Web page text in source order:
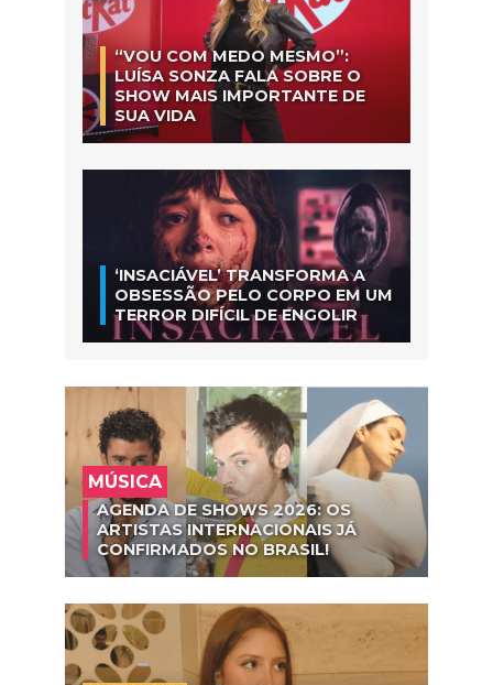
“VOU COM MEDO MESMO”:
LUÍSA SONZA FALA SOBRE O
SHOW MAIS IMPORTANTE DE
SUA VIDA
‘INSACIÁVEL’ TRANSFORMA A
OBSESSÃO PELO CORPO EM UM
TERROR DIFÍCIL DE ENGOLIR
MÚSICA
AGENDA DE SHOWS 2026: OS
ARTISTAS INTERNACIONAIS JÁ
CONFIRMADOS NO BRASIL!